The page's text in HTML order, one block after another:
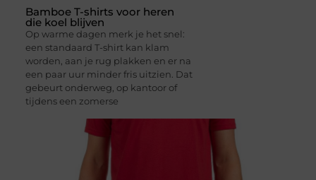
Bamboe T-shirts voor heren
die koel blijven
Op warme dagen merk je het snel:
een standaard T-shirt kan klam
worden, aan je rug plakken en er na
een paar uur minder fris uitzien. Dat
gebeurt onderweg, op kantoor of
tijdens een zomerse